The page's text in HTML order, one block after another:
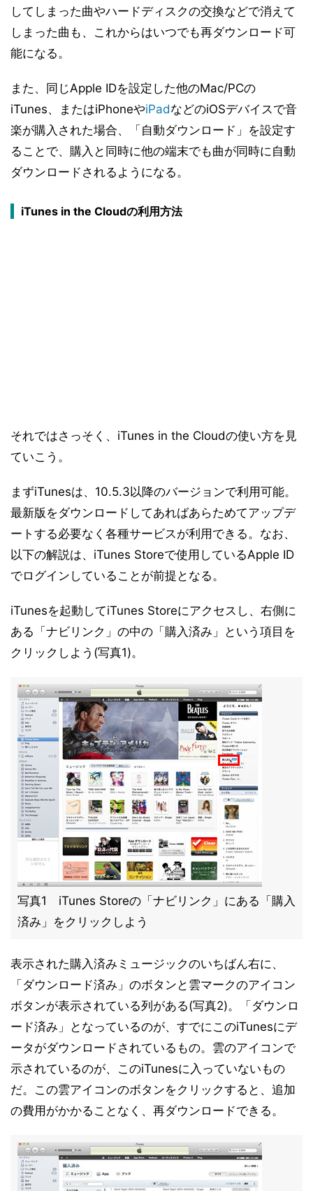
してしまった曲やハードディスクの交換などで消えて
しまった曲も、これからはいつでも再ダウンロード可
能になる。
また、同じApple IDを設定した他のMac/PCの
iTunes、またはiPhoneやiPadなどのiOSデバイスで音
楽が購入された場合、「自動ダウンロード」を設定す
ることで、購入と同時に他の端末でも曲が同時に自動
ダウンロードされるようになる。
iTunes in the Cloudの利用方法
それではさっそく、iTunes in the Cloudの使い方を見
ていこう。
まずiTunesは、10.5.3以降のバージョンで利用可能。
最新版をダウンロードしてあればあらためてアップデ
ートする必要なく各種サービスが利用できる。なお、
以下の解説は、iTunes Storeで使用しているApple ID
でログインしていることが前提となる。
iTunesを起動してiTunes Storeにアクセスし、右側に
ある「ナビリンク」の中の「購入済み」という項目を
クリックしよう(写真1)。
写真1 iTunes Storeの「ナビリンク」にある「購入
済み」をクリックしよう
表示された購入済みミュージックのいちばん右に、
「ダウンロード済み」のボタンと雲マークのアイコン
ボタンが表示されている列がある(写真2)。「ダウンロ
ード済み」となっているのが、すでにこのiTunesにデ
ータがダウンロードされているもの。雲のアイコンで
示されているのが、このiTunesに入っていないもの
だ。この雲アイコンのボタンをクリックすると、追加
の費用がかかることなく、再ダウンロードできる。